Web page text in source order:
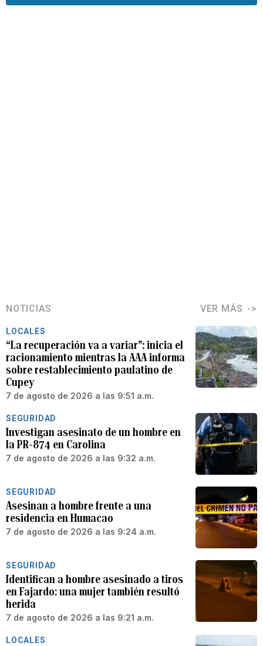
NOTICIAS VER MÁS
LOCALES
“La recuperación va a variar”: inicia el
racionamiento mientras la AAA informa
sobre restablecimiento paulatino de
Cupey
7 de agosto de 2026 a las 9:51 a.m.
SEGURIDAD
Investigan asesinato de un hombre en
la PR-874 en Carolina
7 de agosto de 2026 a las 9:32 a.m.
SEGURIDAD
Asesinan a hombre frente a una
residencia en Humacao
7 de agosto de 2026 a las 9:24 a.m.
SEGURIDAD
Identifican a hombre asesinado a tiros
en Fajardo: una mujer también resultó
herida
7 de agosto de 2026 a las 9:21 a.m.
LOCALES